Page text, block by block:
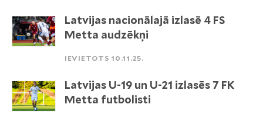
Latvijas nacionālajā izlasē 4 FS
Metta audzēkņi
IEVIETOTS 10.11.25.
Latvijas U-19 un U-21 izlasēs 7 FK
Metta futbolisti